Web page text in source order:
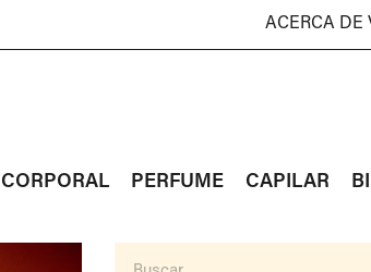
ACERCA DE
CORPORAL PERFUME CAPILAR